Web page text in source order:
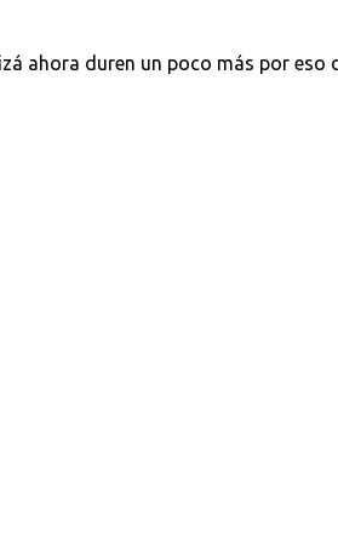
ahora duren un poco más por eso